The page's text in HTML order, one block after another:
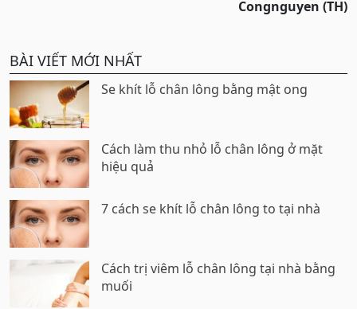
Congnguyen (TH)
BÀI VIẾT MỚI NHẤT
Se khít lỗ chân lông bằng mật ong
Cách làm thu nhỏ lỗ chân lông ở mặt
hiệu quả
7 cách se khít lỗ chân lông to tại nhà
Cách trị viêm lỗ chân lông tại nhà bằng
muối